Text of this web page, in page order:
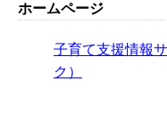
ホームページ
子育て支援情報
ク）